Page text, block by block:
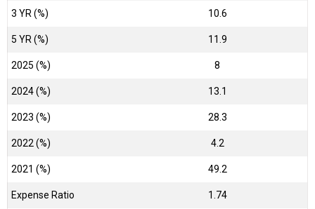
3 YR (%) 10.6
5 YR (%) 11.9
2025 (%) 8
2024 (%) 13.1
2023 (%) 28.3
2022 (%) 4.2
2021 (%) 49.2
Expense Ratio 1.74